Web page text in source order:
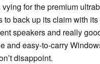
for the premium
to back up its claim with
speakers and really
and easy-to-carry
disappoint.